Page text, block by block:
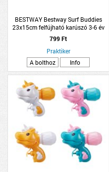
BESTWAY Bestway Surf Buddies
23x15cm felfújható karúszó 3-6 év
799 Ft
Praktiker
A bolthoz
Info